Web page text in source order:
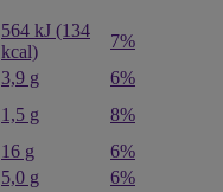
564 kJ (134
kcal)
7%
3,9 g
6%
1,5 g
8%
16 g
6%
5,0 g
6%